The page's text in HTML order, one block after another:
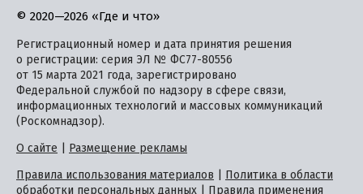
© 2020—2026 «Где и что»
Регистрационный номер и дата принятия решения
о регистрации: серия ЭЛ № ФС77-80556
от 15 марта 2021 года, зарегистрировано
Федеральной службой по надзору в сфере связи,
информационных технологий и массовых коммуникаций
(Роскомнадзор).
О сайте
Размещение рекламы
Правила использования материалов
Политика в области
обработки персональных данных
Правила применения